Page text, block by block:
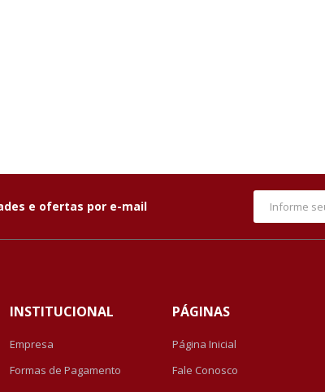
e ofertas por e-mail
INSTITUCIONAL
Empresa
Formas de Pagamento
PÁGINAS
Página Inicial
Fale Conosco